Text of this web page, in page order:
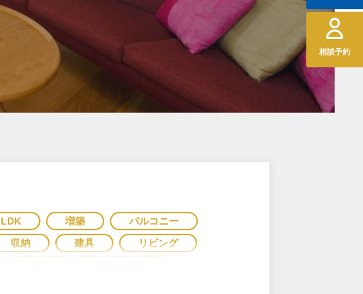
相談予約
LDK 増築
バルコニー
収納 建具
リビング